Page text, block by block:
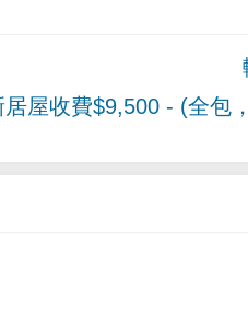
居屋收費$9,500 - (全包